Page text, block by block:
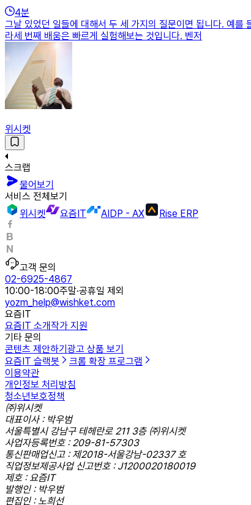
4분
그날 있었던 일들에 대해서 두 세 가지의 질문이면 됩니다. 예를
라세 번째 배움은 빠르게 실험해보는 것입니다. 벤저
위시켓
스크랩
물어보기
서비스 전체보기
위시켓
요즘IT AIDP - AX Rise ERP
고객 문의
02-6925-4867
10:00-18:00주말·공휴일 제외
yozm_help@wishket.com
요즘IT
요즘IT 소개작가 지원
기타 문의
콘텐츠 제안하기 광고 상품 보기
요즘IT 슬랙봇
크롬 확장 프로그램
이용약관
개인정보 처리방침
청소년보호정책
㈜위시켓
대표이사 : 박우범
서울특별시 강남구 테헤란로 211 3층 ㈜위시켓
사업자등록번호 : 209-81-57303
통신판매업신고 : 제2018-서울강남-02337 호
직업정보제공사업 신고번호 : J1200020180019
제호 : 요즘IT
발행인 : 박우범
편집인 : 노희선